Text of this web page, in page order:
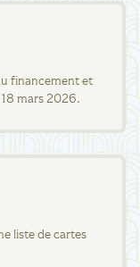
financement et
mars 2026.
liste de cartes